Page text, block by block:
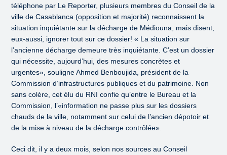
téléphone par Le Reporter, plusieurs membres du Conseil de la
ville de Casablanca (opposition et majorité) reconnaissent la
situation inquiétante sur la décharge de Médiouna, mais disent,
eux-aussi, ignorer tout sur ce dossier! « La situation sur
l’ancienne décharge demeure très inquiétante. C’est un dossier
qui nécessite, aujourd’hui, des mesures concrètes et
urgentes», souligne Ahmed Benboujida, président de la
Commission d’infrastructures publiques et du patrimoine. Non
sans colère, cet élu du RNI confie qu’entre le Bureau et la
Commission, l’«information ne passe plus sur les dossiers
chauds de la ville, notamment sur celui de l’ancien dépotoir et
de la mise à niveau de la décharge contrôlée».
Ceci dit, il y a deux mois, selon nos sources au Conseil